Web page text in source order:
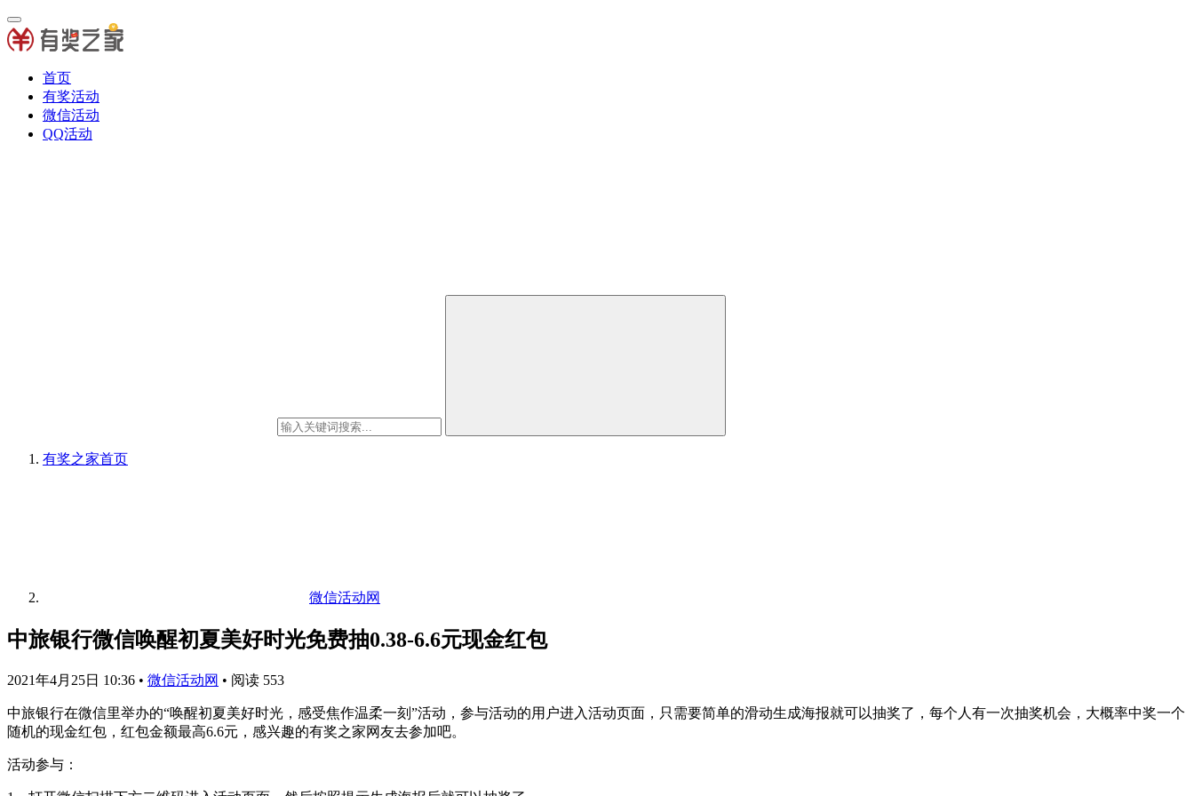
首页
有奖活动
微信活动
QQ活动
有奖之家首页
微信活动网
中旅银行微信唤醒初夏美好时光免费抽0.38-6.6元现金红包
2021年4月25日 10:36 • 微信活动网 • 阅读 553
中旅银行在微信里举办的“唤醒初夏美好时光，感受焦作温柔一刻”活动，参与活动的用户进入活动页面，只需要简单的滑动生成海报就可以抽奖了，每个人有一次抽奖机会，大概率中奖一个
随机的现金红包，红包金额最高6.6元，感兴趣的有奖之家网友去参加吧。
活动参与：